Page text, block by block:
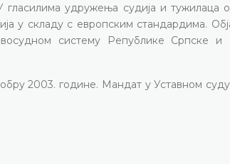
удружења судија и тужилаца
у складу с европским стандардима.
систему Републике Српске
2003. године. Мандат у Уставном